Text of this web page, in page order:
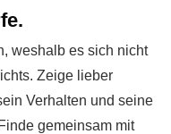
weshalb es sich nicht
Zeige lieber
Verhalten und seine
gemeinsam mit